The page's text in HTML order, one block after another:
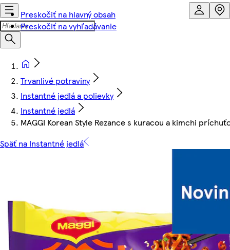
Preskočiť na hlavný obsah
Preskočiť na vyhľadávanie
Trvanlivé potraviny
Instantné jedlá a polievky
Instantné jedlá
MAGGI Korean Style Rezance s kuracou a kimchi
Späť na Instantné jedlá